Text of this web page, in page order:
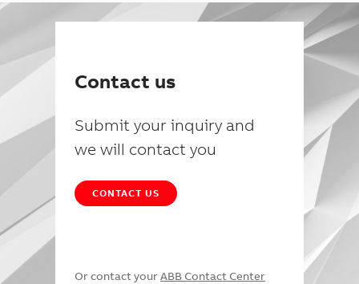
Contact us
Submit your inquiry and
we will contact you
CONTACT US
Or contact your ABB Contact Center